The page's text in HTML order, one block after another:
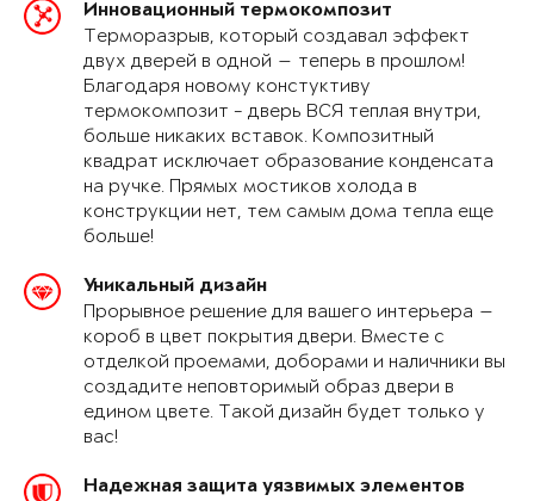
Инновационный термокомпозит
Терморазрыв, который создавал эффект
двух дверей в одной — теперь в прошлом!
Благодаря новому констуктиву
термокомпозит - дверь ВСЯ теплая внутри,
больше никаких вставок. Композитный
квадрат исключает образование конденсата
на ручке. Прямых мостиков холода в
конструкции нет, тем самым дома тепла еще
больше!
Уникальный дизайн
Прорывное решение для вашего интерьера —
короб в цвет покрытия двери. Вместе с
отделкой проемами, доборами и наличники вы
создадите неповторимый образ двери в
едином цвете. Такой дизайн будет только у
вас!
Надежная защита уязвимых элементов